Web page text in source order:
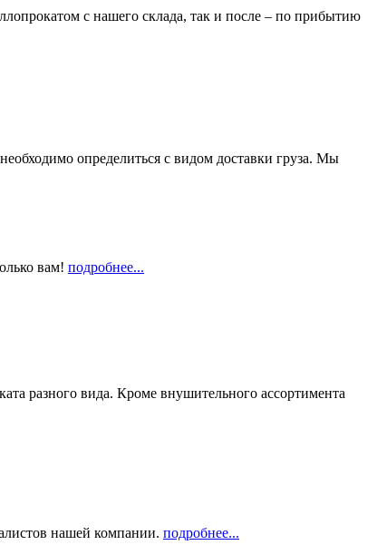
с нашего склада, так и после – по прибытию
определиться с видом доставки груза. Мы
вам! подробнее...
разного вида. Кроме внушительного ассортимента
нашей компании. подробнее...